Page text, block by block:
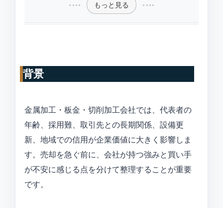
もっと見る
背景
金属加工・板金・切削加工会社では、代表者の
年齢、採用難、取引先との長期関係、設備更
新、地域での信用が企業価値に大きく影響しま
す。売却を急ぐ前に、会社が持つ強みと買い手
が不安に感じる点を分けて整理することが重要
です。